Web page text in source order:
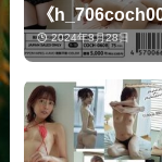
《
2024年8月28日